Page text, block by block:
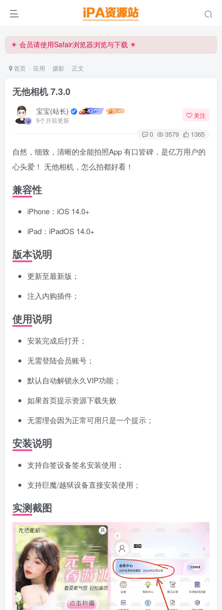
☀ 会员请使用Safair浏览器浏览与下载 ☀
☀ 会员请使用Safair浏览器浏览与下载 ☀
首页 应用 摄影 正文
无他相机 7.3.0
宝宝(站长)
9个月前更新
关注
0 3579 1365
自然，细致，清晰的全能拍照App 有口皆碑，是亿万用户的
心头爱！ 无他相机，怎么拍都好看！
兼容性
iPhone：iOS 14.0+
iPad：iPadOS 14.0+
版本说明
更新至最新版；
注入内购插件；
使用说明
安装完成后打开；
无需登陆会员账号；
默认自动解锁永久VIP功能；
如果首页提示资源下载失败
无需理会因为正常可用只是一个提示；
安装说明
支持自签设备签名安装使用；
支持巨魔/越狱设备直接安装使用；
实测截图